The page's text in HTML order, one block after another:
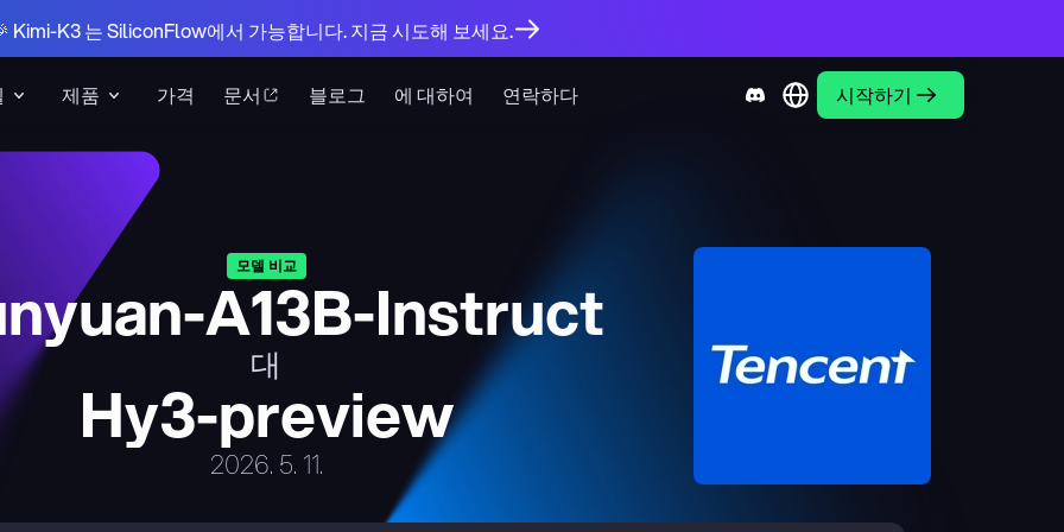
제품 가격 문서 블로그 에 대하여 연락하다 시작하기
Kimi-K3 는 SiliconFlow에서 가능합니다. 지금 시도해 보세요.
모델 비교
A13B-Instruct
대
Hy3-preview
2026. 5. 11.